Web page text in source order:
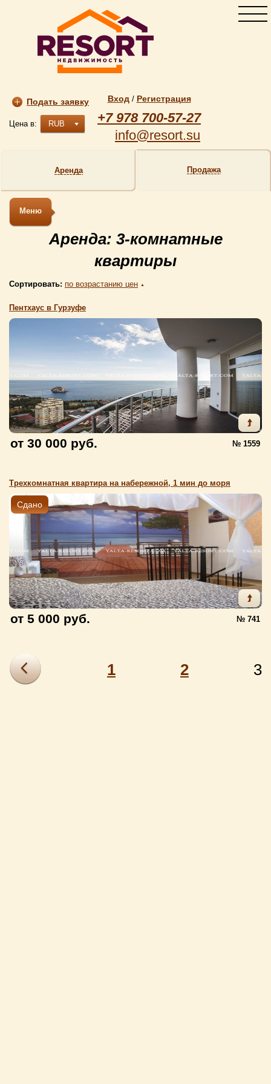
Подать заявку
Цена в: RUB
Вход/ Регистрация
+7 978 700-57-27
info@resort.su
Аренда Продажа
Меню
Аренда: 3-комнатные
квартиры
Сортировать: по возрастанию цен ▲
Пентхаус в Гурзуфе
от 30 000 руб. № 1559
Трехкомнатная квартира на набережной, 1 мин до моря
Сдано
от 5 000 руб. № 741
1 2 3